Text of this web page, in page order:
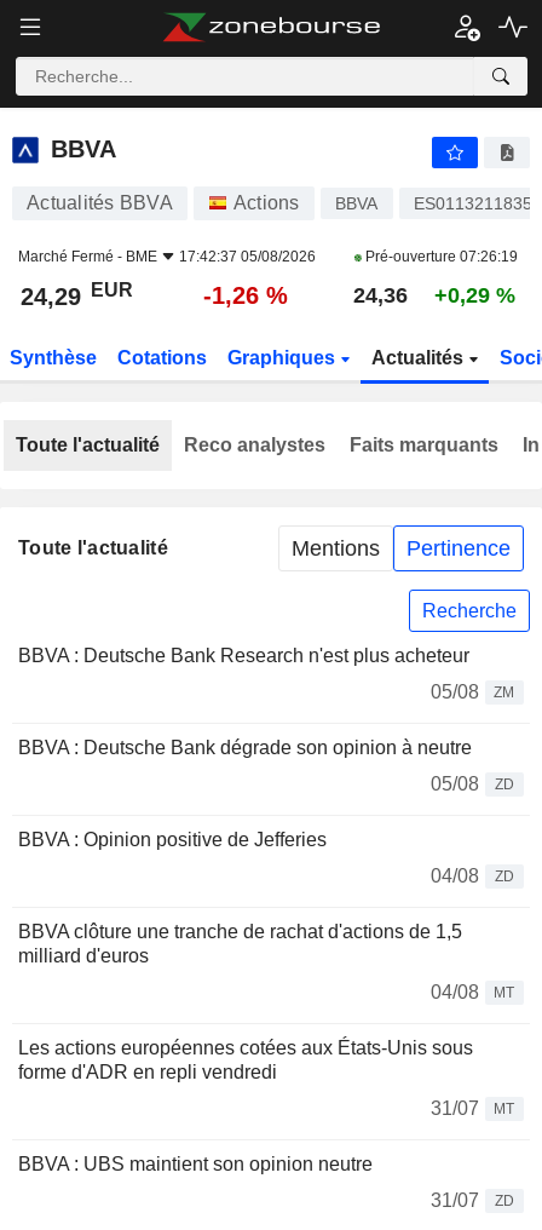
BBVA
BBVA
Actualités BBVA Actions BBVA ES0113211835
Marché Fermé - BME 17:42:37 05/08/2026 Pré-ouverture 07:26:19
24,29 EUR -1,26 % 24,36 +0,29 %
Synthèse Cotations Graphiques Actualités
Toute l'actualité Mentions Pertinence
Recherche
BBVA : Deutsche Bank Research n'est plus acheteur
05/08
ZM
BBVA : Deutsche Bank dégrade son opinion à neutre
05/08
ZD
BBVA : Opinion positive de Jefferies
04/08
ZD
BBVA clôture une tranche de rachat d'actions de 1,5
milliard d'euros
04/08
MT
Les actions européennes cotées aux États-Unis sous
forme d'ADR en repli vendredi
31/07
MT
BBVA : UBS maintient son opinion neutre
31/07
ZD
Toute l'actualité Reco analystes Faits marquants